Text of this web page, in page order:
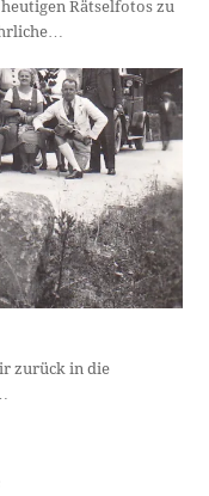
Rätselfotos zu
zurück in die